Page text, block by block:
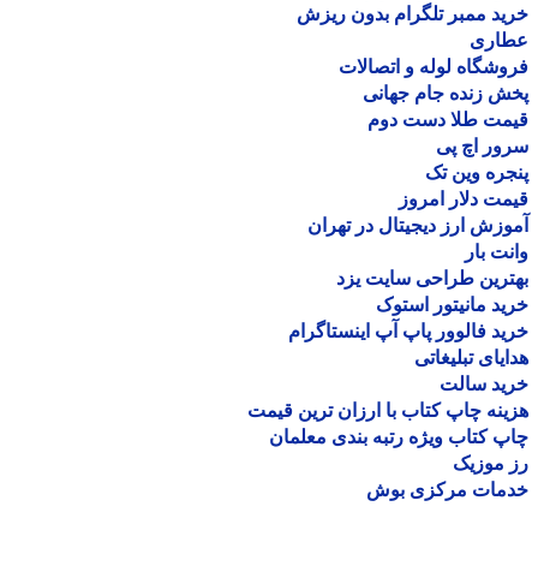
ممبر تلگرام بدون ریزش
لوله و اتصالات
زنده جام جهانی
طلا دست دوم
اچ پی
وین تک
دلار امروز
ارز دیجیتال در تهران
بار
طراحی سایت یزد
مانیتور استوک
فالوور پاپ آپ اینستاگرام
تبلیغاتی
سالت
چاپ کتاب با ارزان ترین قیمت
کتاب ویژه رتبه بندی معلمان
موزیک
مرکزی بوش